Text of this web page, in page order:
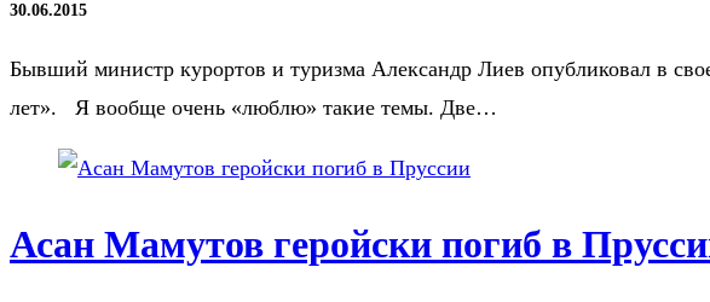
30.06.2015
Бывший министр курортов и туризма Александр Лиев опубликовал в
лет». Я вообще очень «люблю» такие темы. Две…
Асан Мамутов геройски погиб в